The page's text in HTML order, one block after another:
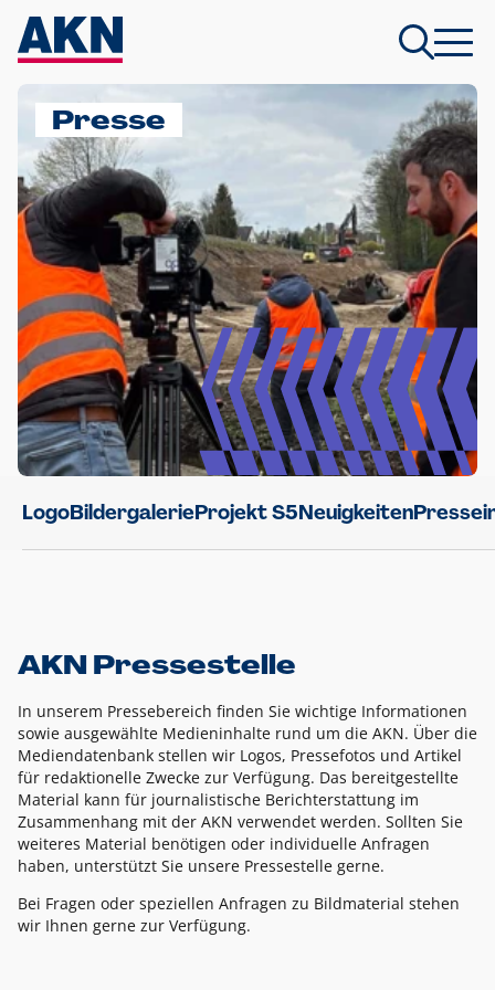
Presse
LogoBildergalerieProjekt S5Neuigkeiten
AKN Pressestelle
In unserem Pressebereich finden Sie wichtige Informationen
sowie ausgewählte Medieninhalte rund um die AKN. Über die
Mediendatenbank stellen wir Logos, Pressefotos und Artikel
für redaktionelle Zwecke zur Verfügung. Das bereitgestellte
Material kann für journalistische Berichterstattung im
Zusammenhang mit der AKN verwendet werden. Sollten Sie
weiteres Material benötigen oder individuelle Anfragen
haben, unterstützt Sie unsere Pressestelle gerne.
Bei Fragen oder speziellen Anfragen zu Bildmaterial stehen
wir Ihnen gerne zur Verfügung.